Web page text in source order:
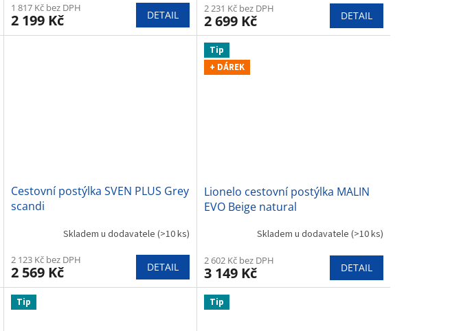
1 817 Kč bez DPH
2 199 Kč DETAIL
2 231 Kč bez DPH
2 699 Kč DETAIL
Cestovní postýlka SVEN PLUS Grey
scandi
Skladem u dodavatele (>10 ks)
2 123 Kč bez DPH
2 569 Kč DETAIL
Tip
+ DÁREK
Lionelo cestovní postýlka MALIN
EVO Beige natural
Skladem u dodavatele (>10 ks)
2 602 Kč bez DPH
3 149 Kč DETAIL
Tip Tip